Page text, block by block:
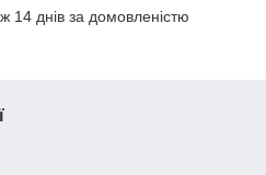
14 днів за домовленістю